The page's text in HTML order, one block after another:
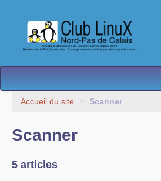
L’Association
Contact
Accueil du site > Scanner
Scanner
5 articles